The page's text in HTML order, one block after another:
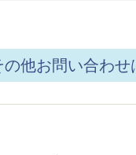
他お問い合わせ